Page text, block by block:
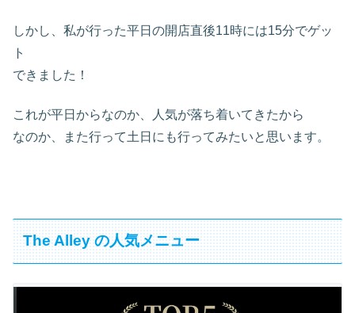
しかし、私が行った平日の開店直後11時には15分でゲッ
ト
できました！
これが平日からなのか、人気が落ち着いてきたから
なのか、また行って土日にも行ってみたいと思います。
The Alley の人気メニュー